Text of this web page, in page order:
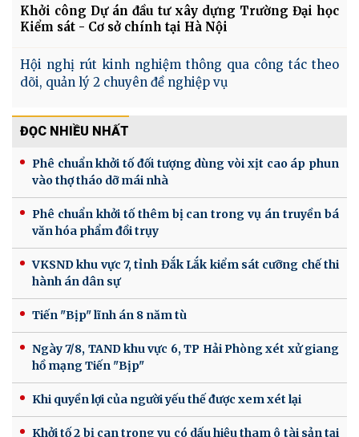
Khởi công Dự án đầu tư xây dựng Trường Đại học
Kiểm sát - Cơ sở chính tại Hà Nội
Hội nghị rút kinh nghiệm thông qua công tác theo
dõi, quản lý 2 chuyên đề nghiệp vụ
ĐỌC NHIỀU NHẤT
Phê chuẩn khởi tố đối tượng dùng vòi xịt cao áp phun
vào thợ tháo dỡ mái nhà
Phê chuẩn khởi tố thêm bị can trong vụ án truyền bá
văn hóa phẩm đồi trụy
VKSND khu vực 7, tỉnh Đắk Lắk kiểm sát cưỡng chế thi
hành án dân sự
Tiến "Bịp" lĩnh án 8 năm tù
Ngày 7/8, TAND khu vực 6, TP Hải Phòng xét xử giang
hồ mạng Tiến "Bịp"
Khi quyền lợi của người yếu thế được xem xét lại
Khởi tố 2 bị can trong vụ có dấu hiệu tham ô tài sản tại